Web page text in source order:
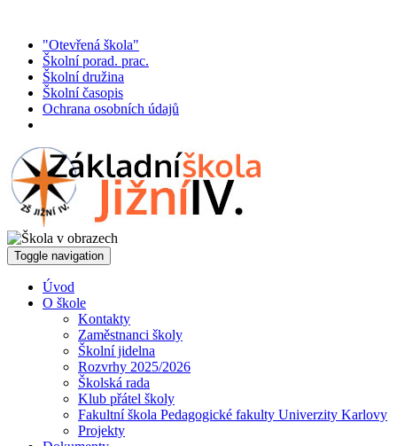
"Otevřená škola"
Školní porad. prac.
Školní družina
Školní časopis
Ochrana osobních údajů
Toggle navigation
Úvod
O škole
Kontakty
Zaměstnanci školy
Školní jidelna
Rozvrhy 2025/2026
Školská rada
Klub přátel školy
Fakultní škola Pedagogické fakulty Univerzity Karlovy
Projekty